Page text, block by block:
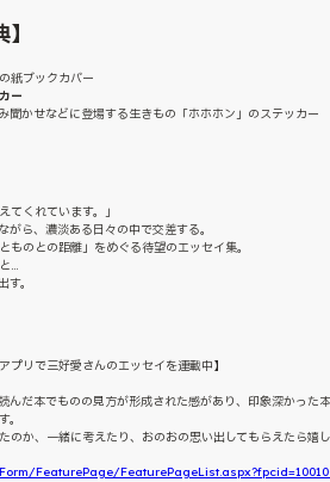
紙ブックカバー
ー
聞かせなどに登場する生きもの「ホホホン」のステッカー
てくれています。」
ら、濃淡ある日々の中で交差する。
のとの距離」をめぐる待望のエッセイ集。
…
。
プリで三好愛さんのエッセイを連載中】
んだ本でものの見方が形成された感があり、印象深かった
。
のか、一緒に考えたり、おのおの思い出してもらえたら嬉
FeaturePage/